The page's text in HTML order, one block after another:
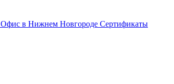
Офис в Нижнем Новгороде Сертификаты